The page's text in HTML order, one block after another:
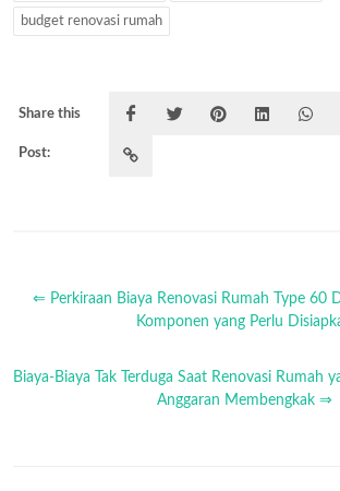
budget renovasi rumah
Share this
Post:
⇐ Perkiraan Biaya Renovasi Rumah Type 60
Komponen yang Perlu
Biaya-Biaya Tak Terduga Saat Renovasi Rumah
Anggaran Membengkak ⇒